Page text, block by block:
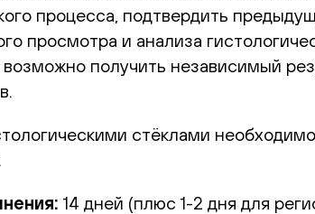
процесса, подтвердить
просмотра и анализа
получить независимый
стёклами
14 дней (плюс 1-2 дня для